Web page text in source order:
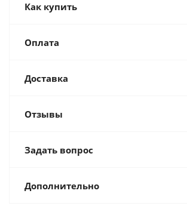
Как купить
Оплата
Доставка
Отзывы
Задать вопрос
Дополнительно